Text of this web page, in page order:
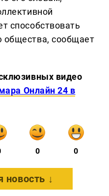
способствовать
общества, сообщает
видео
Онлайн 24 в
0 0
↓